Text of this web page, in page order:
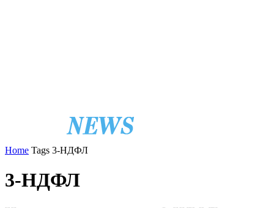
Home Tags 3-НДФЛ
3-НДФЛ